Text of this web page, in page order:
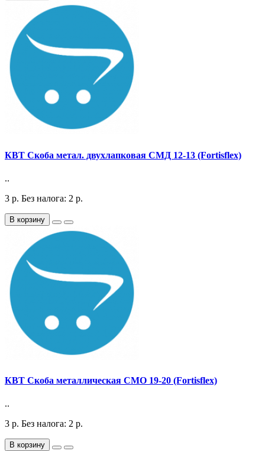
КВТ Скоба метал. двухлапковая СМД 12-13 (Fortisflex)
..
3 р. Без налога: 2 р.
В корзину
КВТ Скоба металлическая СМО 19-20 (Fortisflex)
..
3 р. Без налога: 2 р.
В корзину